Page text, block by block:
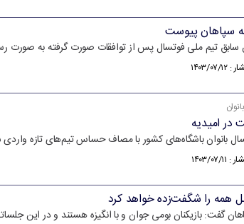
سپاهان پیوست
سابق تیم ملی فوتسال پس از توافقات صورت گرفته به صورت
امیدیه
بانوان باشگاه‌های کشور با مصاف حساس تیم‌های تازه
همه را شگفت‌زده خواهد کرد
گفت: بازیکنان بومی جوان و با انگیزه هستند و در این